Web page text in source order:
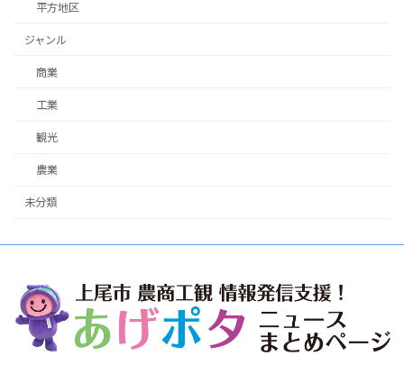
平方地区
ジャンル
商業
工業
観光
農業
未分類